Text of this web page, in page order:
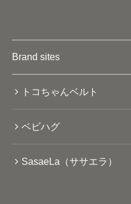
Brand sites
トコちゃんベルト
ベビハグ
SasaeLa（ササエラ）